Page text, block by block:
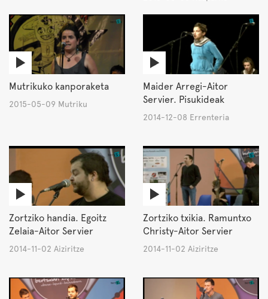
Mutrikuko kanporaketa
2015-05-09 Mutriku
Maider Arregi-Aitor
Servier. Pisukideak
2014-12-08 Errenteria
Zortziko handia. Egoitz
Zelaia-Aitor Servier
2014-11-02 Aiziritze
Zortziko txikia. Ramuntxo
Christy-Aitor Servier
2014-11-02 Aiziritze